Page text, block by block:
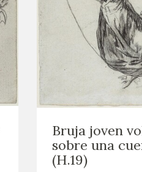
Bruja joven
sobre una
(H.19)